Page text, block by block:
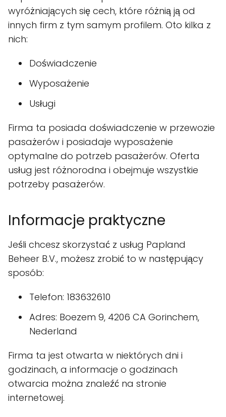
wyróżniających się cech, które różnią ją od
innych firm z tym samym profilem. Oto kilka z
nich:
Doświadczenie
Wyposażenie
Usługi
Firma ta posiada doświadczenie w przewozie
pasażerów i posiadaje wyposażenie
optymalne do potrzeb pasażerów. Oferta
usług jest różnorodna i obejmuje wszystkie
potrzeby pasażerów.
Informacje praktyczne
Jeśli chcesz skorzystać z usług Papland
Beheer B.V., możesz zrobić to w następujący
sposób:
Telefon: 183632610
Adres: Boezem 9, 4206 CA Gorinchem,
Nederland
Firma ta jest otwarta w niektórych dni i
godzinach, a informacje o godzinach
otwarcia można znaleźć na stronie
internetowej.